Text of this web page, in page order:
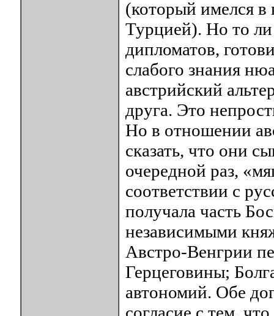
(который имелся в
Турцией). Но то ли
дипломатов,
слабого знания
австрийский
друга. Это
Но в отношении
сказать, что они
очередной раз,
соответствии с
получала часть
независимыми
Австро-Венгрии
Герцеговины;
автономий. Обе